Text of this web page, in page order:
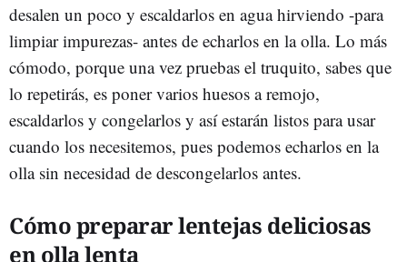
desalen un poco y escaldarlos en agua hirviendo -para
limpiar impurezas- antes de echarlos en la olla. Lo más
cómodo, porque una vez pruebas el truquito, sabes que
lo repetirás, es poner varios huesos a remojo,
escaldarlos y congelarlos y así estarán listos para usar
cuando los necesitemos, pues podemos echarlos en la
olla sin necesidad de descongelarlos antes.
Cómo preparar lentejas deliciosas
en olla lenta